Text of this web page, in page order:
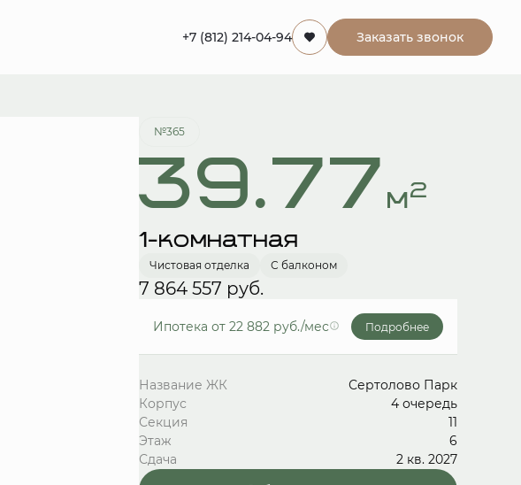
+7 (812) 214-04-94 Заказать звонок
Забронировать
№365
39.77 м2
1-комнатная
Чистовая отделка С балконом
7 864 557 руб.
Ипотека от 22 882 руб./мес Подробнее
Название ЖК
Сертолово Парк
Корпус
4 очередь
Секция
11
Этаж
6
Сдача
2 кв. 2027